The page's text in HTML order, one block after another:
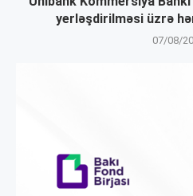
yerləşdirilməsi üzrə
07/08/